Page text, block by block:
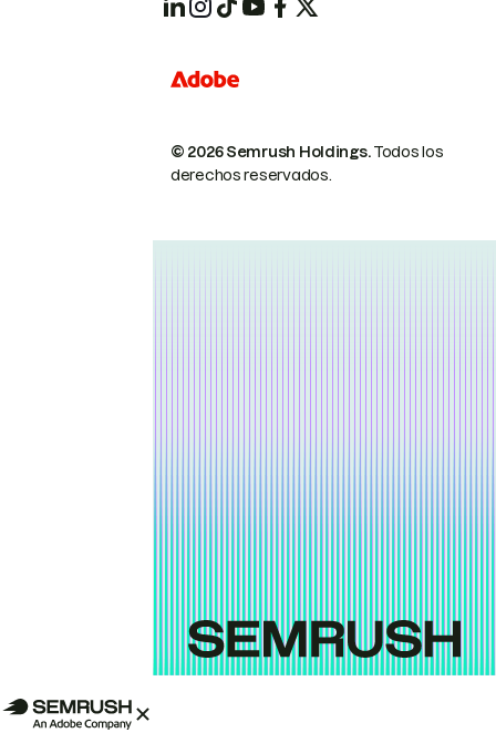
© 2026 Semrush Holdings.Todos los
derechos reservados.